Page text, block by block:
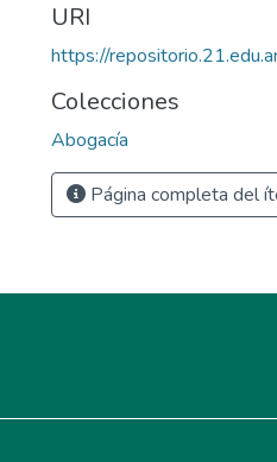
URI
https://
Colecciones
Abogacía
Página completa del